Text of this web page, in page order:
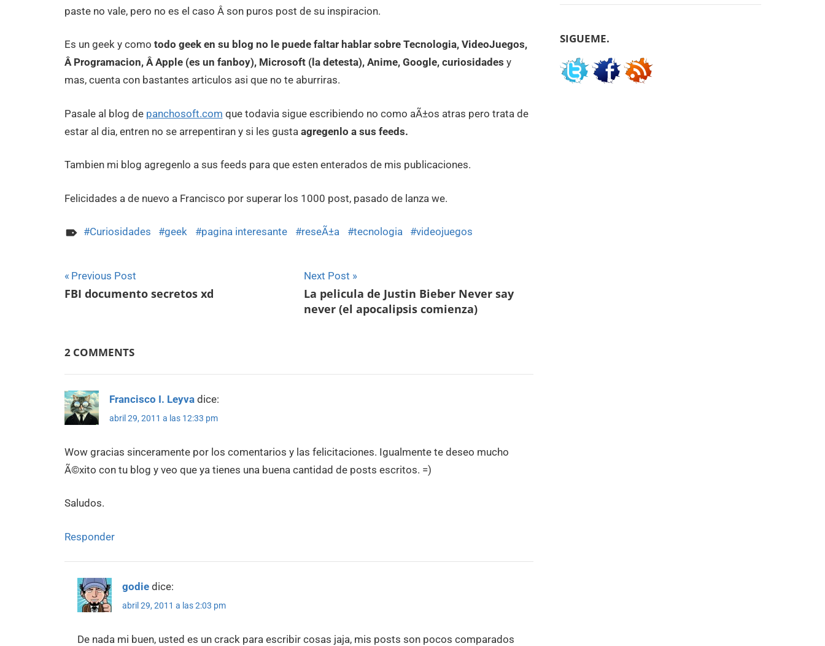
paste no vale, pero no es el caso Â son puros post de su inspiracion.
Es un geek y como todo geek en su blog no le puede faltar hablar sobre Tecnologia, VideoJuegos,
Â Programacion, Â Apple (es un fanboy), Microsoft (la detesta), Anime, Google, curiosidades y
mas, cuenta con bastantes articulos asi que no te aburriras.
Pasale al blog de panchosoft.com que todavia sigue escribiendo no como aÃ±os atras pero trata de
estar al dia, entren no se arrepentiran y si les gusta agregenlo a sus feeds.
Tambien mi blog agregenlo a sus feeds para que esten enterados de mis publicaciones.
Felicidades a de nuevo a Francisco por superar los 1000 post, pasado de lanza we.
Curiosidades geek pagina interesante reseÃ±a tecnologia videojuegos
Navegación
de
Previous Post
FBI documento secretos xd
Next Post
La pelicula de Justin Bieber Never say
never (el apocalipsis comienza)
2 COMMENTS
Francisco I. Leyva dice:
abril 29, 2011 a las 12:33 pm
Wow gracias sinceramente por los comentarios y las felicitaciones. Igualmente te deseo mucho
Ã©xito con tu blog y veo que ya tienes una buena cantidad de posts escritos. =)
Saludos.
Responder
godie dice:
abril 29, 2011 a las 2:03 pm
De nada mi buen, usted es un crack para escribir cosas jaja, mis posts son pocos comparados
SIGUEME.